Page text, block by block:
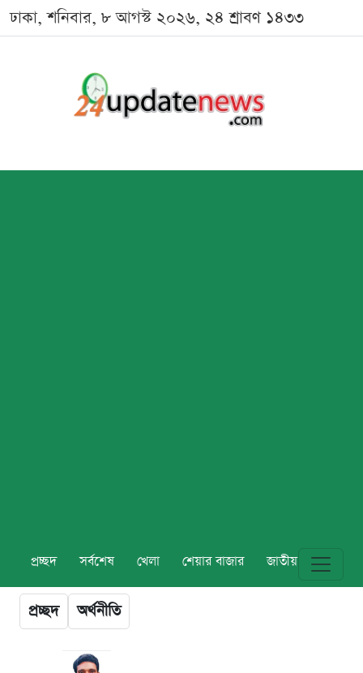
ঢাকা, শনিবার, ৮ আগস্ট ২০২৬, ২৪ শ্রাবণ ১৪৩৩
প্রচ্ছদ সর্বশেষ খেলা শেয়ার বাজার জাতীয় বিশ্ব
প্রচ্ছদ অর্থনীতি